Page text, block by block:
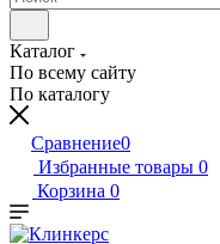
Каталог
По всему сайту
По каталогу
Сравнение0
Избранные товары 0
Корзина 0